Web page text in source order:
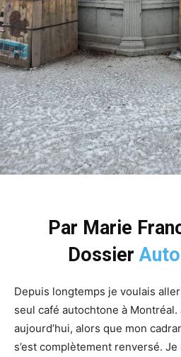
Par Marie
Dossier
Depuis longtemps je voulais
seul café autochtone à Montréal.
aujourd’hui, alors que mon
s’est complètement renversé. Je